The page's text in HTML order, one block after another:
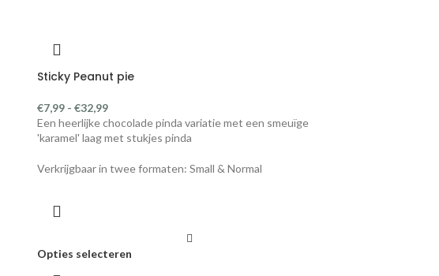
Sticky Peanut pie
€7,99 - €32,99
Een heerlijke chocolade pinda variatie met een smeuïge
'karamel' laag met stukjes pinda
Verkrijgbaar in twee formaten: Small & Normal
Opties selecteren